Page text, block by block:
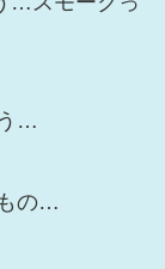
…
の…